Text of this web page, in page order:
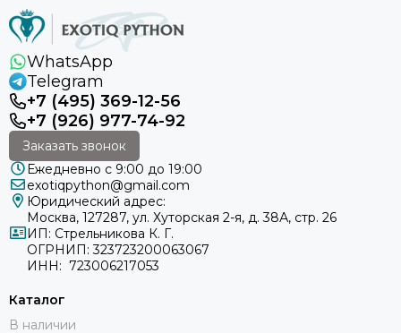
WhatsApp
Telegram
+7 (495) 369-12-56
+7 (926) 977-74-92
Заказать звонок
Ежедневно с 9:00 до 19:00
exotiqpython@gmail.com
Юридический адрес:
Москва, 127287, ул. Хуторская 2-я, д. 38А, стр. 26
ИП: Стрельникова К. Г.
ОГРНИП: 323723200063067
ИНН: 723006217053
Каталог
В наличии